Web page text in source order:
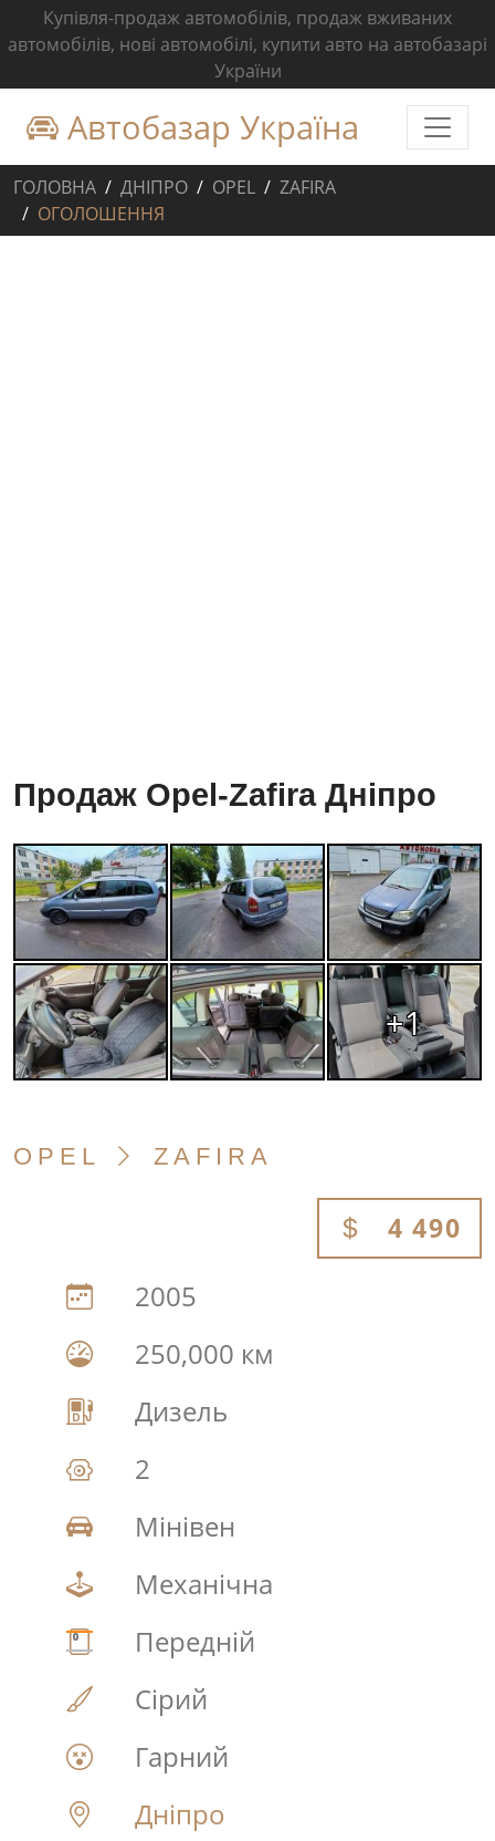
Купівля-продаж автомобілів, продаж вживаних
автомобілів, нові автомобілі, купити авто на автобазарі
України
Автобазар Україна
ГОЛОВНА ДНІПРО OPEL
ZAFIRA
ОГОЛОШЕННЯ
Продаж Opel-Zafira Дніпро
+1
OPEL ZAFIRA
4 490
2005
250,000 км
Дизель
2
Мінівен
Механічна
Передній
Сірий
Гарний
Дніпро